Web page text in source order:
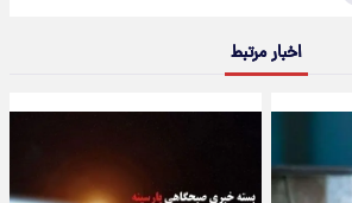
اخبار مرتبط